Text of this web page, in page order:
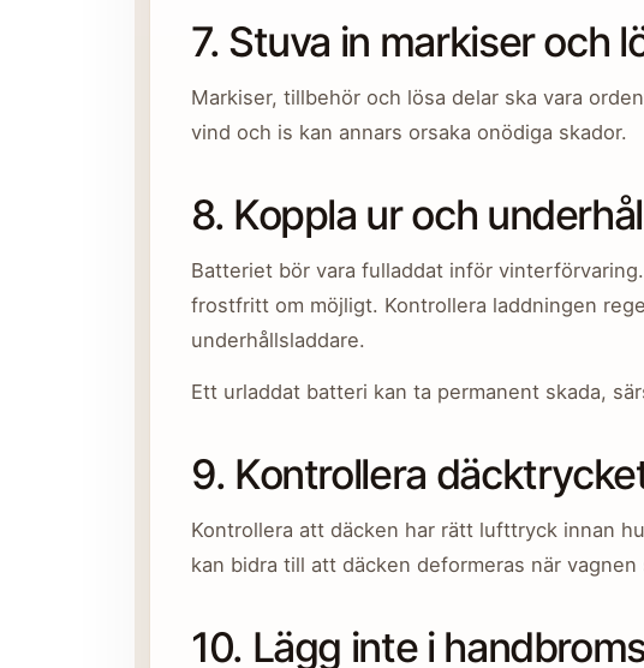
7. Stuva in markiser och
Markiser, tillbehör och lösa delar ska vara
vind och is kan annars orsaka onödiga skador.
8. Koppla ur och
Batteriet bör vara fulladdat inför
frostfritt om möjligt. Kontrollera laddningen
underhållsladdare.
Ett urladdat batteri kan ta permanent skada,
9. Kontrollera
Kontrollera att däcken har rätt lufttryck innan
kan bidra till att däcken deformeras när
10. Lägg inte i